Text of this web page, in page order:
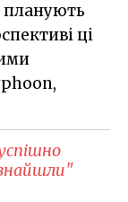
планують
ці